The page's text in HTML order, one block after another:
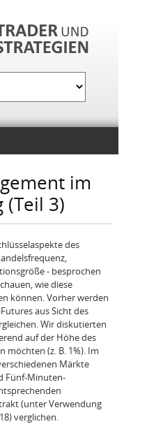
im
(Teil 3)
des
- besprochen
wie diese
können. Vorher werden
aus Sicht des
Wir diskutierten
auf der Höhe des
möchten (z. B. 1%). Im
Märkte
Fünf-Minuten-
(unter Verwendung
verglichen.